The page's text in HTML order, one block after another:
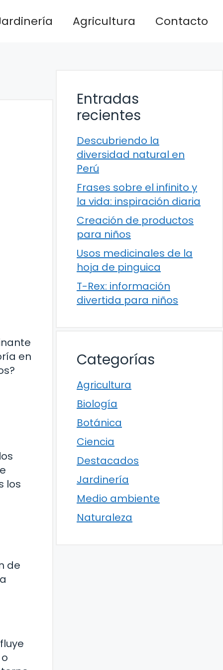
Agricultura Contacto
en
los
de
Entradas
recientes
Descubriendo la
diversidad natural en
Perú
Frases sobre el infinito y
la vida: inspiración diaria
Creación de productos
para niños
Usos medicinales de la
hoja de pinguica
T-Rex: información
divertida para niños
Categorías
Agricultura
Biología
Botánica
Ciencia
Destacados
Jardinería
Medio ambiente
Naturaleza